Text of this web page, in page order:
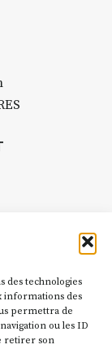
des technologies
informations des
permettra de
ou les ID
retirer son